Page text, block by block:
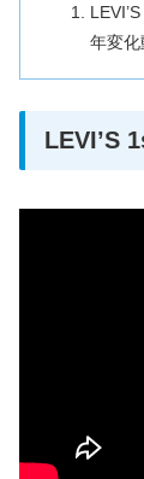
年変化
LEVI’S